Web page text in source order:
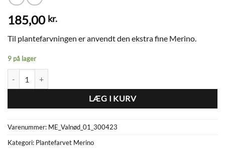
185,00 kr.
Til plantefarvningen er anvendt den ekstra fine Merino.
9 på lager
LÆG I KURV
Varenummer: ME_Valnød_01_300423
Kategori: Plantefarvet Merino